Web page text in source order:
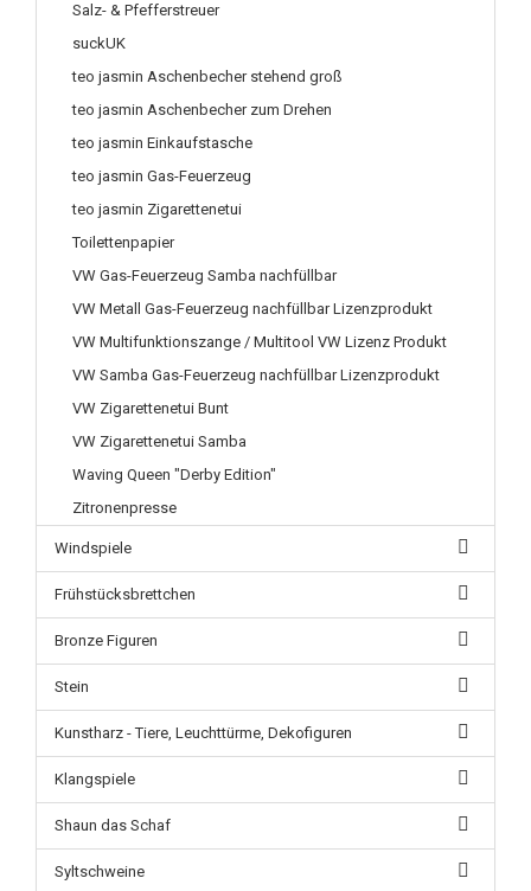
Salz- & Pfefferstreuer
suckUK
teo jasmin Aschenbecher stehend groß
teo jasmin Aschenbecher zum Drehen
teo jasmin Einkaufstasche
teo jasmin Gas-Feuerzeug
teo jasmin Zigarettenetui
Toilettenpapier
VW Gas-Feuerzeug Samba nachfüllbar
VW Metall Gas-Feuerzeug nachfüllbar Lizenzprodukt
VW Multifunktionszange / Multitool VW Lizenz Produkt
VW Samba Gas-Feuerzeug nachfüllbar Lizenzprodukt
VW Zigarettenetui Bunt
VW Zigarettenetui Samba
Waving Queen "Derby Edition"
Zitronenpresse
Windspiele
Frühstücksbrettchen
Bronze Figuren
Stein
Kunstharz - Tiere, Leuchttürme, Dekofiguren
Klangspiele
Shaun das Schaf
Syltschweine